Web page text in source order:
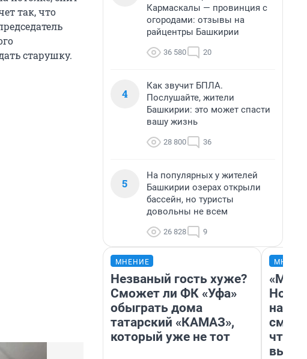
так, что
старушку.
Кармаскалы — провинция с
огородами: отзывы на
райцентры Башкирии
36 580 20
4
Как звучит БПЛА.
Послушайте, жители
Башкирии: это может спасти
вашу жизнь
28 800 36
5
На популярных у жителей
Башкирии озерах открыли
бассейн, но туристы
довольны не всем
26 828 9
МНЕНИЕ
Незваный гость хуже?
Сможет ли ФК «Уфа»
обыграть дома
татарский «КАМАЗ»,
который уже не тот
«Мы